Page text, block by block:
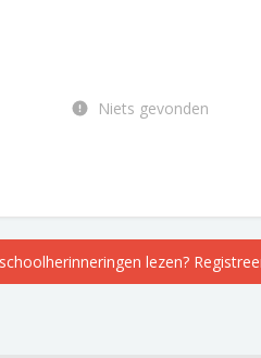
Niets gevonden
lezen?